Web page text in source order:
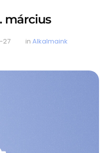
március
27 in Alkalmaink